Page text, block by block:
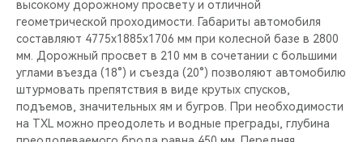
высокому дорожному просвету и отличной
геометрической проходимости. Габариты автомобиля
составляют 4775х1885х1706 мм при колесной базе в 2800
мм. Дорожный просвет в 210 мм в сочетании с большими
углами въезда (18°) и съезда (20°) позволяют автомобилю
штурмовать препятствия в виде крутых спусков,
подъемов, значительных ям и бугров. При необходимости
на TXL можно преодолеть и водные преграды, глубина